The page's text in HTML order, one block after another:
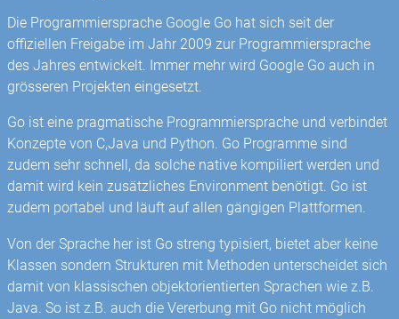
Die Programmiersprache Google Go hat sich seit der
offiziellen Freigabe im Jahr 2009 zur Programmiersprache
des Jahres entwickelt. Immer mehr wird Google Go auch in
grösseren Projekten eingesetzt.
Go ist eine pragmatische Programmiersprache und verbindet
Konzepte von C,Java und Python. Go Programme sind
zudem sehr schnell, da solche native kompiliert werden und
damit wird kein zusätzliches Environment benötigt. Go ist
zudem portabel und läuft auf allen gängigen Plattformen.
Von der Sprache her ist Go streng typisiert, bietet aber keine
Klassen sondern Strukturen mit Methoden unterscheidet sich
damit von klassischen objektorientierten Sprachen wie z.B.
Java. So ist z.B. auch die Vererbung mit Go nicht möglich